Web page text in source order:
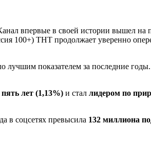
впервые в своей истории вышел на
100+) ТНТ продолжает уверенно
лучшим показателем за последние
лет (1,13%) и стал лидером по
в соцсетях превысила 132 миллиона